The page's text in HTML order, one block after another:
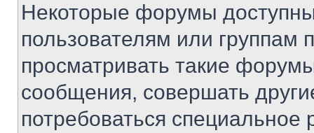
Некоторые форумы
пользователям или группам
просматривать такие
сообщения, совершать
потребоваться